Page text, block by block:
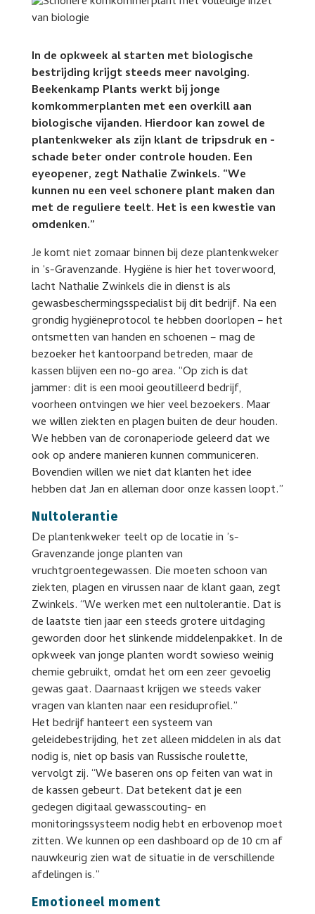
In de opkweek al starten met biologische
bestrijding krijgt steeds meer navolging.
Beekenkamp Plants werkt bij jonge
komkommerplanten met een overkill aan
biologische vijanden. Hierdoor kan zowel de
plantenkweker als zijn klant de tripsdruk en -
schade beter onder controle houden. Een
eyeopener, zegt Nathalie Zwinkels. “We
kunnen nu een veel schonere plant maken dan
met de reguliere teelt. Het is een kwestie van
omdenken.”
Je komt niet zomaar binnen bij deze plantenkweker
in ’s-Gravenzande. Hygiëne is hier het toverwoord,
lacht Nathalie Zwinkels die in dienst is als
gewasbeschermingsspecialist bij dit bedrijf. Na een
grondig hygiëneprotocol te hebben doorlopen – het
ontsmetten van handen en schoenen – mag de
bezoeker het kantoorpand betreden, maar de
kassen blijven een no-go area. “Op zich is dat
jammer: dit is een mooi geoutilleerd bedrijf,
voorheen ontvingen we hier veel bezoekers. Maar
we willen ziekten en plagen buiten de deur houden.
We hebben van de coronaperiode geleerd dat we
ook op andere manieren kunnen communiceren.
Bovendien willen we niet dat klanten het idee
hebben dat Jan en alleman door onze kassen loopt.”
Nultolerantie
De plantenkweker teelt op de locatie in ’s-
Gravenzande jonge planten van
vruchtgroentegewassen. Die moeten schoon van
ziekten, plagen en virussen naar de klant gaan, zegt
Zwinkels. “We werken met een nultolerantie. Dat is
de laatste tien jaar een steeds grotere uitdaging
geworden door het slinkende middelenpakket. In de
opkweek van jonge planten wordt sowieso weinig
chemie gebruikt, omdat het om een zeer gevoelig
gewas gaat. Daarnaast krijgen we steeds vaker
vragen van klanten naar een residuprofiel.”
Het bedrijf hanteert een systeem van
geleidebestrijding, het zet alleen middelen in als dat
nodig is, niet op basis van Russische roulette,
vervolgt zij. “We baseren ons op feiten van wat in
de kassen gebeurt. Dat betekent dat je een
gedegen digitaal gewasscouting- en
monitoringssysteem nodig hebt en erbovenop moet
zitten. We kunnen op een dashboard op de 10 cm af
nauwkeurig zien wat de situatie in de verschillende
afdelingen is.”
Emotioneel moment